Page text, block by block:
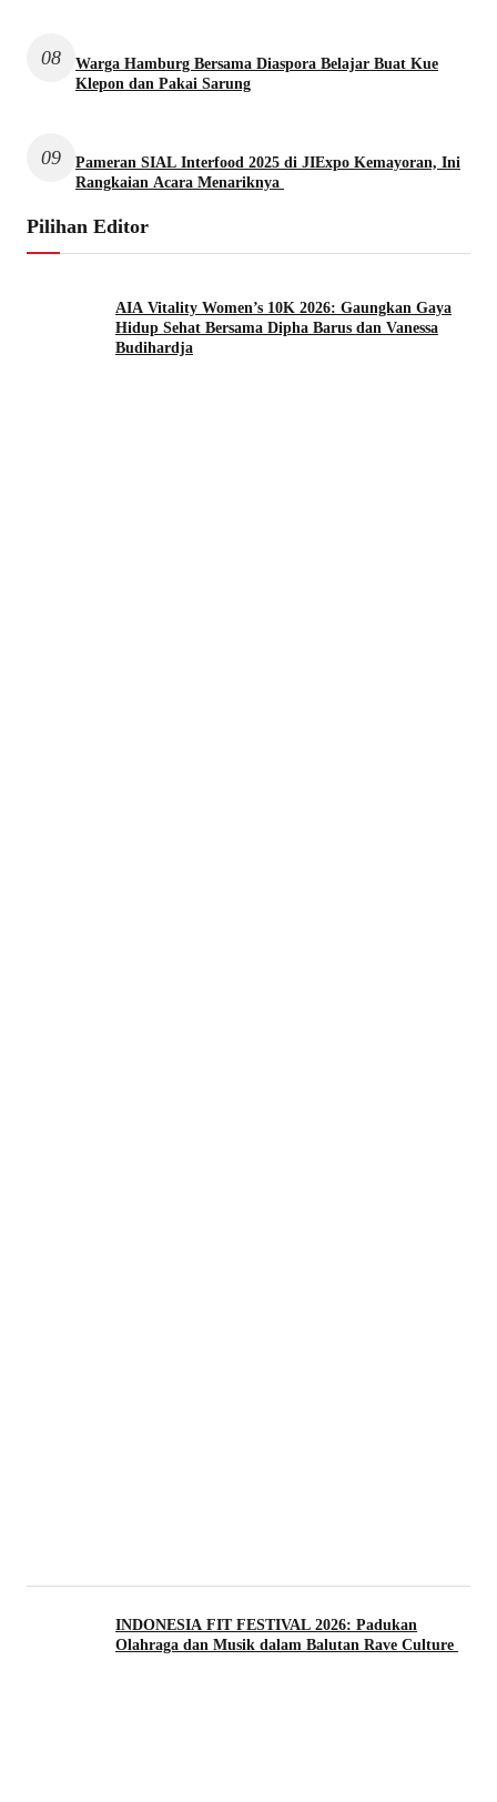
08
Warga Hamburg Bersama Diaspora Belajar Buat Kue
Klepon dan Pakai Sarung
09
Pameran SIAL Interfood 2025 di JIExpo Kemayoran, Ini
Rangkaian Acara Menariknya
Pilihan Editor
AIA Vitality Women’s 10K 2026: Gaungkan Gaya
Hidup Sehat Bersama Dipha Barus dan Vanessa
Budihardja
INDONESIA FIT FESTIVAL 2026: Padukan
Olahraga dan Musik dalam Balutan Rave Culture